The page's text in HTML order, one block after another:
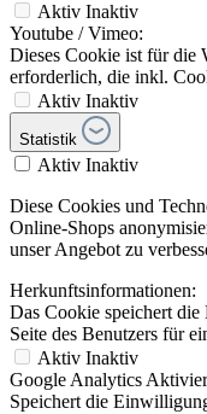
Aktiv Inaktiv
Youtube / Vimeo:
Dieses Cookie ist für die
erforderlich, die inkl.
Aktiv Inaktiv
Statistik
Aktiv Inaktiv
Diese Cookies und
Online-Shops
unser Angebot zu
Herkunftsinformationen:
Das Cookie speichert die
Seite des Benutzers für
Aktiv Inaktiv
Google Analytics
Speichert die